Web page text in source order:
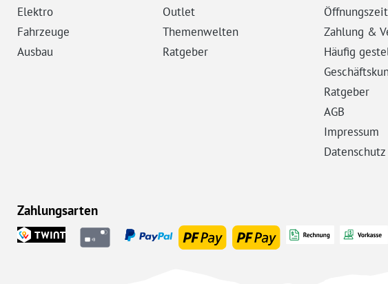
Elektro
Fahrzeuge
Ausbau
Outlet
Themenwelten
Ratgeber
Zahlung &
Häufig
Ratgeber
AGB
Impressum
Datenschutz
Zahlungsarten